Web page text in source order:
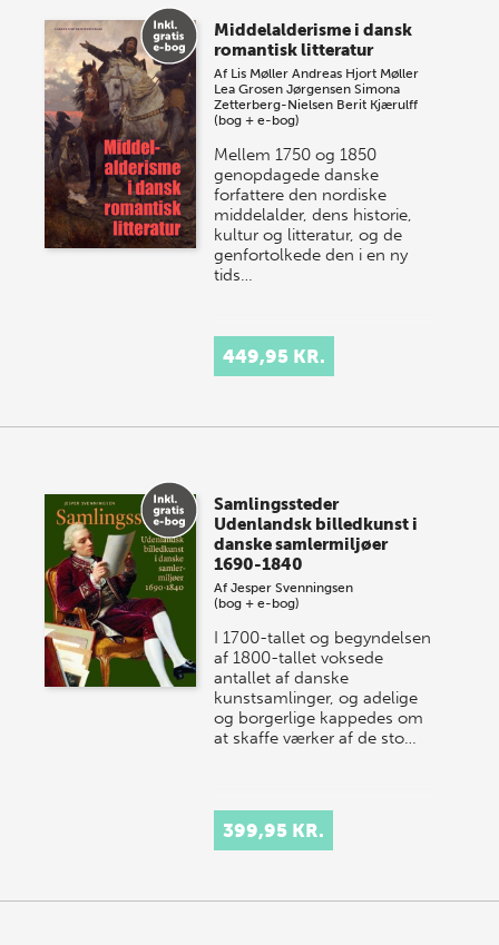
Middelalderisme i dansk
romantisk litteratur
Af Lis Møller Andreas Hjort Møller
Lea Grosen Jørgensen Simona
Zetterberg-Nielsen Berit Kjærulff
(bog + e-bog)
Mellem 1750 og 1850
genopdagede danske
forfattere den nordiske
middelalder, dens historie,
kultur og litteratur, og de
genfortolkede den i en ny
tids…
449,95 KR.
Samlingssteder
Udenlandsk billedkunst i
danske samlermiljøer
1690-1840
AfJesper Svenningsen
(bog + e-bog)
I 1700-tallet og begyndelsen
af 1800-tallet voksede
antallet af danske
kunstsamlinger, og adelige
og borgerlige kappedes om
at skaffe værker af de sto…
399,95 KR.